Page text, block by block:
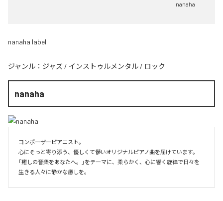
nanaha
nanaha label
ジャンル： ジャズ / インストゥルメンタル / ロック
nanaha
コンポーザーピアニスト。
心にそっと寄り添う、優しくて儚いオリジナルピアノ曲を届けています。
「癒しの音楽をあなたへ。」をテーマに、柔らかく、心に響く旋律で日々を
生きる人々に静かな癒しを。